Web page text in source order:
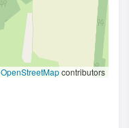
OpenStreetMapcontributors